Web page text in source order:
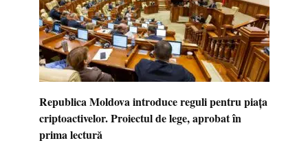
Republica Moldova introduce reguli pentru piața
criptoactivelor. Proiectul de lege, aprobat în
prima lectură